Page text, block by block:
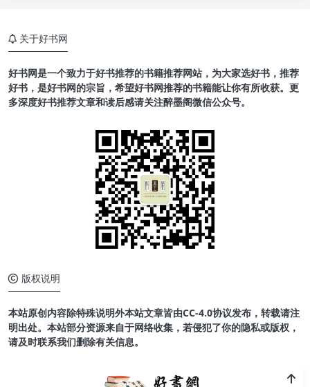
关于好书网
好书网是一个致力于好书推荐的书籍推荐网站，为大家选好书，推荐
好书，是好书网的宗旨，希望好书网推荐的书籍能让你有所收获。更
多深度好书推荐文章和读后感请关注醉墨阁微信公众号。
版权说明
本站原创内容除特殊说明外本站文章皆由CC-4.0协议发布，转载请注
明出处。本站部分资源来自于网络收集，若侵犯了你的隐私或版权，
请及时联系我们删除有关信息。